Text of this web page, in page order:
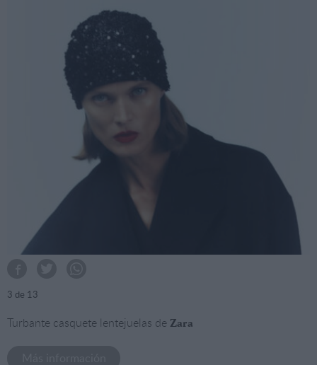
3 de 13
Turbante casquete lentejuelas de Zara